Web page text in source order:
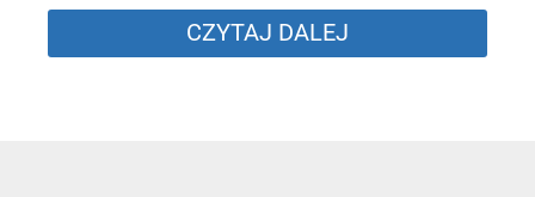
CZYTAJ DALEJ